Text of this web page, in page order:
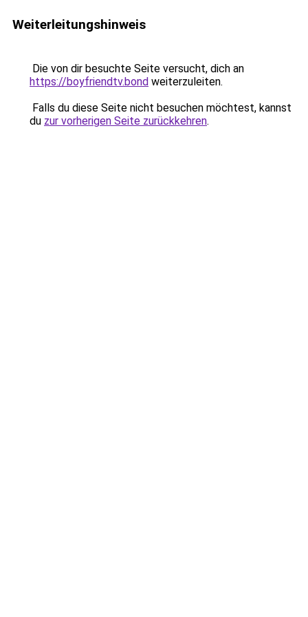
Weiterleitungshinweis
Die von dir besuchte Seite versucht, dich an
https://boyfriendtv.bond weiterzuleiten.
Falls du diese Seite nicht besuchen möchtest, kannst
du zur vorherigen Seite zurückkehren.